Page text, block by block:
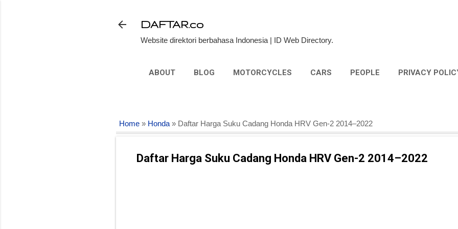
DAFTAR.co
Website direktori berbahasa Indonesia | ID Web Directory.
ABOUT BLOG MOTORCYCLES CARS PEOPLE PRIVACY
Home » Honda » Daftar Harga Suku Cadang Honda HRV Gen-2 2014–2022
Daftar Harga Suku Cadang Honda HRV Gen-2 2014–2022